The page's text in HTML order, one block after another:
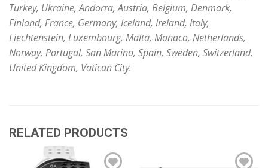
Turkey, Ukraine, Andorra, Austria, Belgium, Denmark,
Finland, France, Germany, Iceland, Ireland, Italy,
Liechtenstein, Luxembourg, Malta, Monaco, Netherlands,
Norway, Portugal, San Marino, Spain, Sweden, Switzerland,
United Kingdom, Vatican City.
RELATED PRODUCTS